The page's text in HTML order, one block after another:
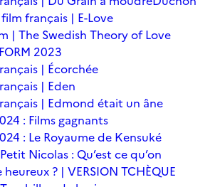
français | E-Love
| The Swedish Theory of Love
2023
| Écorchée
| Eden
| Edmond était un âne
: Films gagnants
: Le Royaume de Kensuké
Nicolas : Qu’est ce qu’on
? | VERSION TCHÈQUE